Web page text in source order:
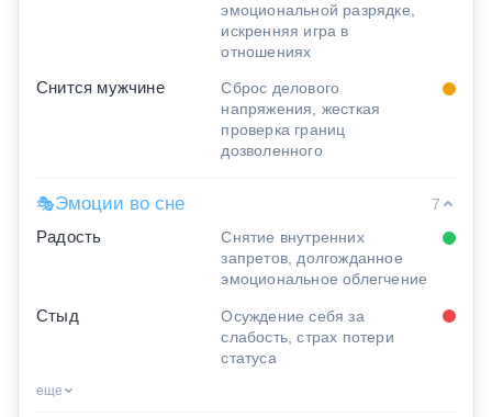
эмоциональной разрядке,
искренняя игра в
отношениях
Снится мужчине
Сброс делового
напряжения, жесткая
проверка границ
дозволенного
🎭Эмоции во сне
7
Радость
Снятие внутренних
запретов, долгожданное
эмоциональное облегчение
Стыд
Осуждение себя за
слабость, страх потери
статуса
еще